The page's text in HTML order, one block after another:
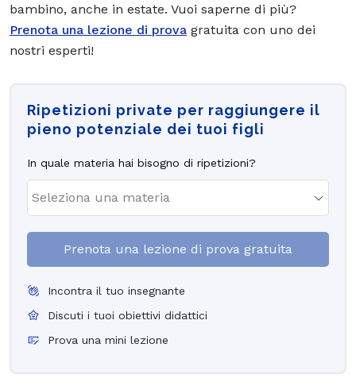
bambino, anche in estate. Vuoi saperne di più?
Prenota una lezione di prova gratuita con uno dei
nostri esperti!
Ripetizioni private per raggiungere il
pieno potenziale dei tuoi figli
In quale materia hai bisogno di ripetizioni?
Prenota una lezione di prova gratuita
Incontra il tuo insegnante
Discuti i tuoi obiettivi didattici
Prova una mini lezione